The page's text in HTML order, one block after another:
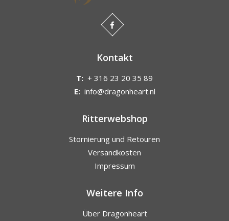
Kontakt
T: + 316 23 20 35 89
E: info@dragonheart.nl
Ritterwebshop
Stornierung und Retouren
Versandkosten
Impressum
Weitere Info
Über Dragonheart